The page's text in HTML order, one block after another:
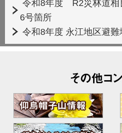
令和8年度 R2災林道相
6号箇所
令和8年度 永江地区避